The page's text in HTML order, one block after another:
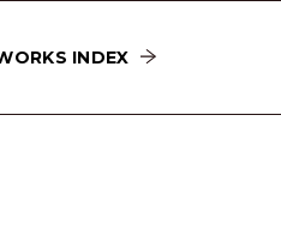
INDEX